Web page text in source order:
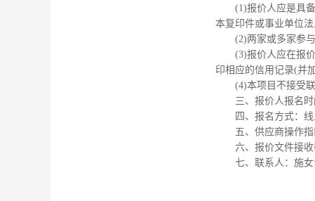
(1)报价人应是具
本复印件或事业单位
(2)两家或多家参
(3)报价人应在报
印相应的信用记录(并
(4)本项目不接受
三、报价人报名时
四、报名方式：
五、供应商操作
六、报价文件接收
七、联系人： 施